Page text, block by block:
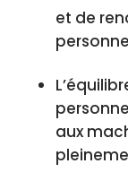
et de
aux